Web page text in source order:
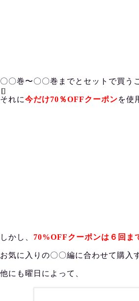
〇〇巻〜〇〇巻までとセットで買う
それに今だけ70％OFFクーポンを使
しかし、 70%OFFクーポンは６回ま
お気に入りの〇〇編に合わせて購入
他にも曜日によって、